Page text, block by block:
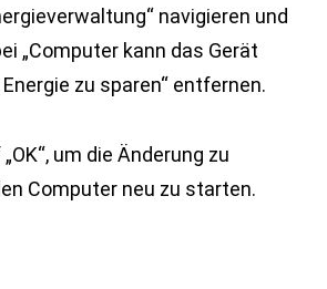
navigieren und
„Computer kann das Gerät
zu sparen“ entfernen.
um die Änderung zu
Computer neu zu starten.